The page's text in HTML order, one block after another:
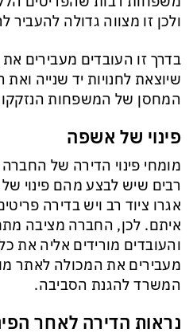
ולכן זו מצווה גדולה
בדרך זו העובדים מעבירים
שיוצאת לחנויות יד שנייה
המחסן של המשפחות
פינוי של אשפה
מומחי פינוי הדירה של
רבים שיש לבצע מהם פינוי של
אגרו ציוד רב ויש בדירה
איתם. לכן, החברה מציבה
והעובדים מורידים אליה את
מעבירים את המכולה לאתר
המשרד להגנת הסביבה.
נראות הדירה לאחר